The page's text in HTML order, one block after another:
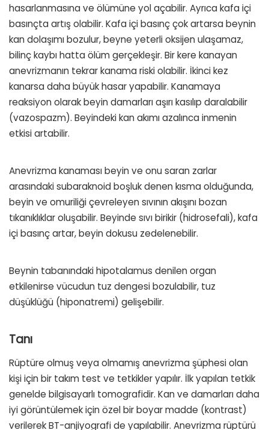
hasarlanmasına ve ölümüne yol açabilir. Ayrıca kafa içi
basınçta artış olabilir. Kafa içi basınç çok artarsa beynin
kan dolaşımı bozulur, beyne yeterli oksijen ulaşamaz,
bilinç kaybı hatta ölüm gerçekleşir. Bir kere kanayan
anevrizmanın tekrar kanama riski olabilir. İkinci kez
kanarsa daha büyük hasar yapabilir. Kanamaya
reaksiyon olarak beyin damarları aşırı kasılıp daralabilir
(vazospazm). Beyindeki kan akımı azalınca inmenin
etkisi artabilir.
Anevrizma kanaması beyin ve onu saran zarlar
arasındaki subaraknoid boşluk denen kısma olduğunda,
beyin ve omuriliği çevreleyen sıvının akışını bozan
tıkanıklıklar oluşabilir. Beyinde sıvı birikir (hidrosefali), kafa
içi basınç artar, beyin dokusu zedelenebilir.
Beynin tabanındaki hipotalamus denilen organ
etkilenirse vücudun tuz dengesi bozulabilir, tuz
düşüklüğü (hiponatremi) gelişebilir.
Tanı
Rüptüre olmuş veya olmamış anevrizma şüphesi olan
kişi için bir takım test ve tetkikler yapılır. İlk yapılan tetkik
genelde bilgisayarlı tomografidir. Kan ve damarları daha
iyi görüntülemek için özel bir boyar madde (kontrast)
verilerek BT-anjiyografi de yapılabilir. Anevrizma rüptürü